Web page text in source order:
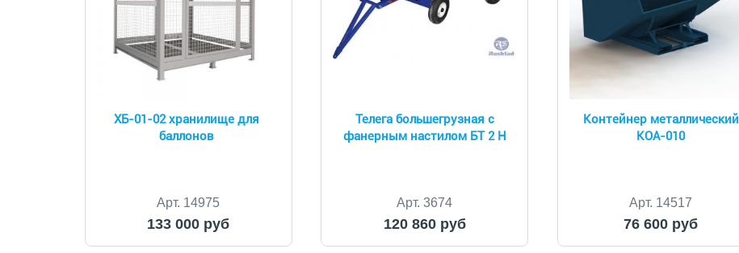
ХБ-01-02 хранилище для
баллонов
Арт. 14975
133 000 руб
Телега большегрузная с
фанерным настилом БТ 2 Н
Арт. 3674
120 860 руб
Контейнер металлический
КОА-010
Арт. 14517
76 600 руб